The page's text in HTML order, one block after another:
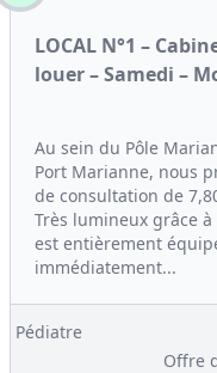
LOCAL N°1 –
louer – Samedi –
Au sein du Pôle
Port Marianne, nous
de consultation de
Très lumineux grâce
est entièrement
immédiatement...
Pédiatre
Offre